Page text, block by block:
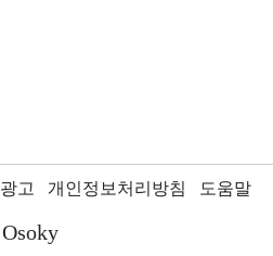
광고 개인정보처리방침 도움말
Osoky